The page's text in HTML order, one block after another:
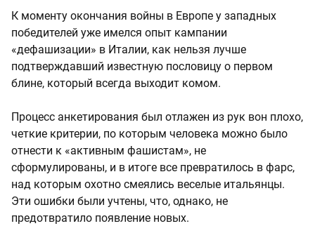
К моменту окончания войны в Европе у западных
победителей уже имелся опыт кампании
«дефашизации» в Италии, как нельзя лучше
подтверждавший известную пословицу о первом
блине, который всегда выходит комом.
Процесс анкетирования был отлажен из рук вон плохо,
четкие критерии, по которым человека можно было
отнести к «активным фашистам», не
сформулированы, и в итоге все превратилось в фарс,
над которым охотно смеялись веселые итальянцы.
Эти ошибки были учтены, что, однако, не
предотвратило появление новых.